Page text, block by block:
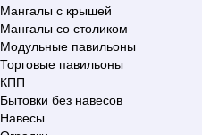
Мангалы с крышей
Мангалы со столиком
Модульные павильоны
Торговые павильоны
КПП
Бытовки без навесов
Навесы